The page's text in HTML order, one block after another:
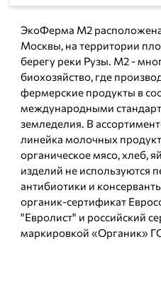
ЭкоФерма М2 расположена
Москвы, на территории
берегу реки Рузы. М2 -
биохозяйство, где
фермерские продукты в
международными
земледелия. В
линейка молочных
органическое мясо, хлеб,
изделий не используются
антибиотики и
органик-сертификат
"Евролист" и российский
маркировкой «Органик»